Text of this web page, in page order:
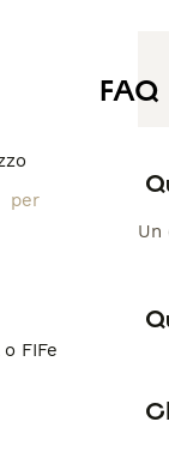
FIFe
FAQ
Un